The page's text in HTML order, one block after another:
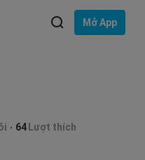
Mở App
64 Lượt thích